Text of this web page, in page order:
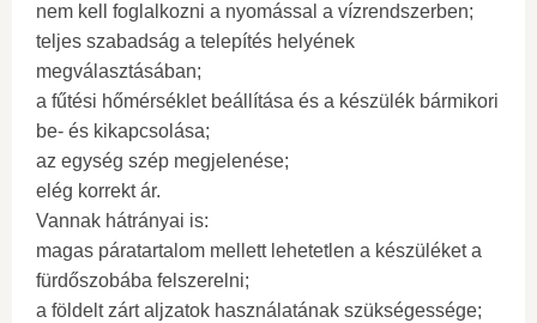
nem kell foglalkozni a nyomással a vízrendszerben;
teljes szabadság a telepítés helyének
megválasztásában;
a fűtési hőmérséklet beállítása és a készülék bármikori
be- és kikapcsolása;
az egység szép megjelenése;
elég korrekt ár.
Vannak hátrányai is:
magas páratartalom mellett lehetetlen a készüléket a
fürdőszobába felszerelni;
a földelt zárt aljzatok használatának szükségessége;